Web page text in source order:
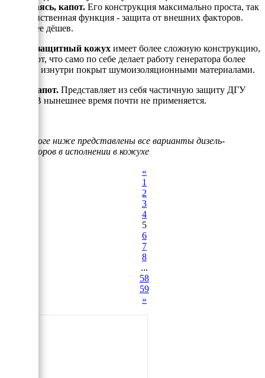
выражаясь, капот. Его конструкция максимально проста, так
как единственная функция - защита от внешних факторов.
Наиболее дёшев.
- Шумозащитный кожух имеет более сложную конструкцию,
чем капот, что само по себе делает работу генератора более
тихой, и изнутри покрыт шумоизоляционными материалами.
- Полукапот. Представляет из себя частичную защиту ДГУ
(ДЭС). В нынешнее время почти не применяется.
В каталоге ниже представлены все варианты дизель-
генераторов в исполнении в кожухе
«
1
2
3
4
5
6
7
8
...
58
59
»